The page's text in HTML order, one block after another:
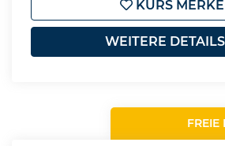
KURS
WEITERE DETAILS
FREIE